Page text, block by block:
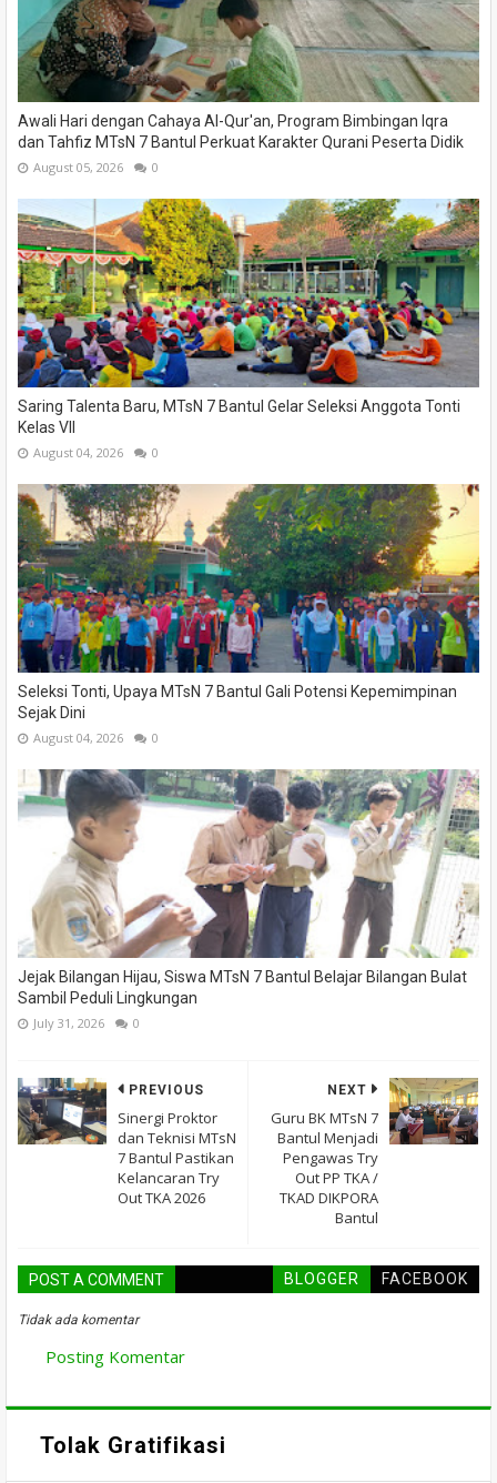
Awali Hari dengan Cahaya Al-Qur'an, Program Bimbingan Iqra
dan Tahfiz MTsN 7 Bantul Perkuat Karakter Qurani Peserta Didik
August 05, 2026 0
Saring Talenta Baru, MTsN 7 Bantul Gelar Seleksi Anggota Tonti
Kelas VII
August 04, 2026 0
Seleksi Tonti, Upaya MTsN 7 Bantul Gali Potensi Kepemimpinan
Sejak Dini
August 04, 2026 0
Jejak Bilangan Hijau, Siswa MTsN 7 Bantul Belajar Bilangan Bulat
Sambil Peduli Lingkungan
July 31, 2026 0
NEXT
Guru BK MTsN 7
Bantul Menjadi
Pengawas Try
Out PP TKA /
TKAD DIKPORA
Bantul
PREVIOUS
Sinergi Proktor
dan Teknisi MTsN
7 Bantul Pastikan
Kelancaran Try
Out TKA 2026
POST A COMMENT BLOGGER FACEBOOK
Tidak ada komentar
Posting Komentar
Tolak Gratifikasi